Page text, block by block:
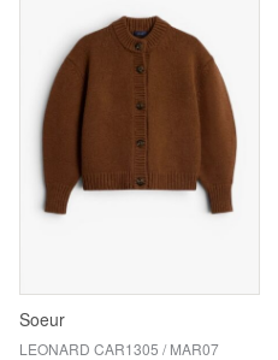
Soeur
LEONARD CAR1305 / MAR07